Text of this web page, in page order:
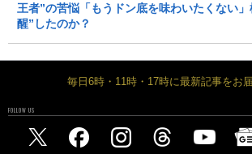
王者”の苦悩「もうドン底を味わいたくない
醒”したのか？
毎日6時・11時・17時に最新記事をお
FOLLOW US